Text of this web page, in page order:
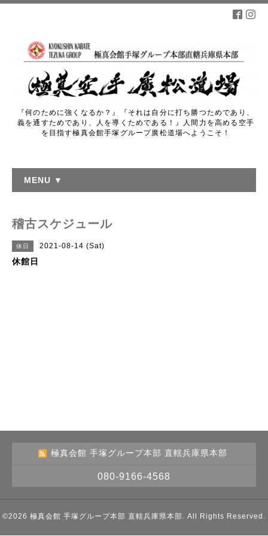
『何のために強くなるか？』『それは自分に打ち勝つためであり、
義を通すためであり、人を導くためである！』人間力を高める空手
を目指す極真会館手塚グループ廣松道場へようこそ！
MENU ▼
稽古スケジュール
休日 2021-08-14 (Sat)
休館日
極真会館 手塚グループ本部 直轄兵庫県本部
080-9166-4568
©2026 極真会館 手塚グループ本部 直轄兵庫県本部 . All Rights Reserved.